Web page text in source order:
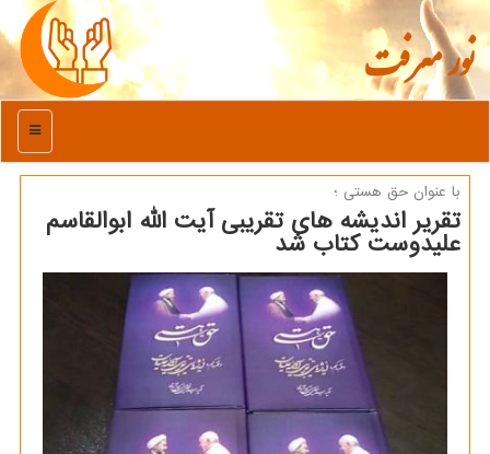
نور معرفت
منو
با عنوان حق هستی ؛
تقریر اندیشه های تقریبی آیت الله ابوالقاسم
علیدوست كتاب شد